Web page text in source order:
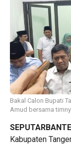
Bakal Calon Bupati
Amud bersama
Kabupaten